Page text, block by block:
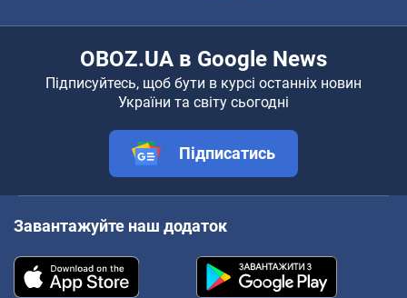
OBOZ.UA в Google News
Підписуйтесь, щоб бути в курсі останніх новин
України та світу сьогодні
Підписатись
Завантажуйте наш додаток